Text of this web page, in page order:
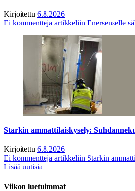
Kirjoitettu 6.8.2026
Ei kommentteja artikkeliin Enersenselle
Starkin ammattilaiskysely:
Kirjoitettu 6.8.2026
Ei kommentteja artikkeliin Starkin
Lisää uutisia
Viikon luetuimmat